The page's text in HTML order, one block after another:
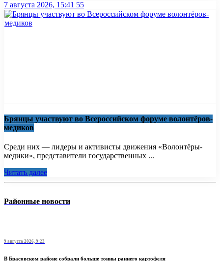
7 августа 2026, 15:41 55
Брянцы участвуют во Всероссийском форуме волонтёров-
медиков
Среди них — лидеры и активисты движения «Волонтёры-
медики», представители государственных ...
Читать далее
Районные новости
9 августа 2026, 9:23
В Брасовском районе собрали больше тонны раннего картофеля